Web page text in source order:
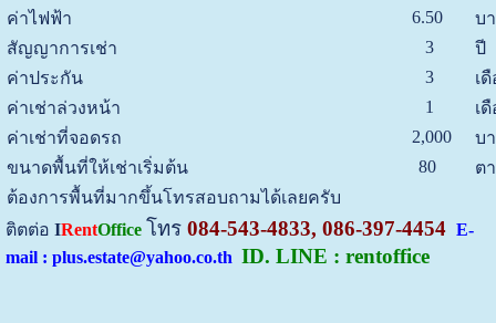
ค่าไฟฟ้า
6.50
บ
สัญญาการเช่า
3
ปี
ค่าประกัน
3
เ
ค่าเช่าล่วงหน้า
1
เ
ค่าเช่าที่จอดรถ
2,000
บ
ขนาดพื้นที่ให้เช่าเริ่มต้น
80
ต
ต้องการพื้นที่มากขึ้นโทรสอบถามได้เลยครับ
ติตต่อ IRentOffice โทร084-543-4833, 086-397-4454 E-
mail : plus.estate@yahoo.co.th ID. LINE : rentoffice